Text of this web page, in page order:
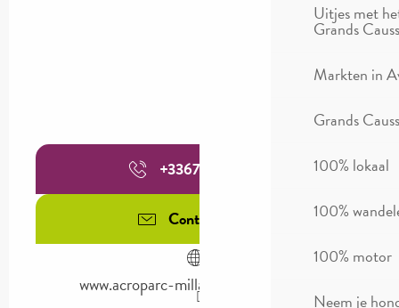
Uitjes met
Grands
Markten in
Grands
100% lokaal
100%
100% motor
Neem je
+336707095
Contacteer ons
www.acroparc-millau-gorgesdutarn.fr